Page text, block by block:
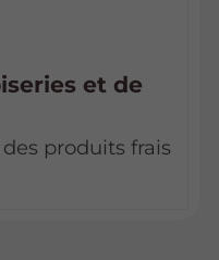
et de
produits frais